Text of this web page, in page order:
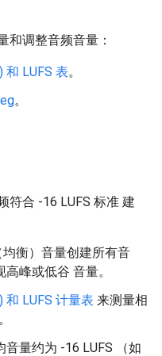
和调整音频音量：
和 LUFS 表。
。
符合 -16 LUFS 标准 建
衡）音量创建所有音
峰或低谷 音量。
和 LUFS 计量表 来测量相
。
音量约为 -16 LUFS （如